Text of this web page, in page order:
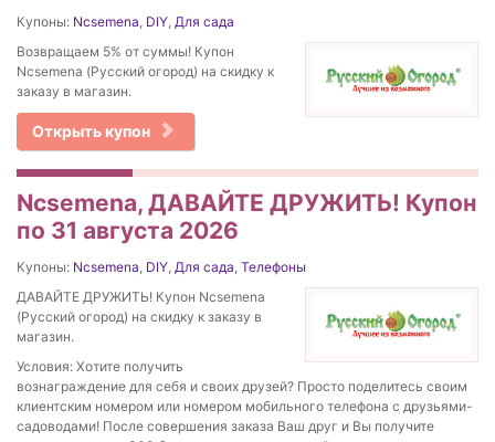
Купоны: Ncsemena, DIY, Для сада
Возвращаем 5% от суммы! Купон
Ncsemena (Русский огород) на скидку к
заказу в магазин.
Открыть купон
Ncsemena, ДАВАЙТЕ ДРУЖИТЬ! Купон
по 31 августа 2026
Купоны: Ncsemena, DIY, Для сада, Телефоны
ДАВАЙТЕ ДРУЖИТЬ! Купон Ncsemena
(Русский огород) на скидку к заказу в
магазин.
Условия: Хотите получить
вознаграждение для себя и своих друзей? Просто поделитесь своим
клиентским номером или номером мобильного телефона с друзьями-
садоводами! После совершения заказа Ваш друг и Вы получите